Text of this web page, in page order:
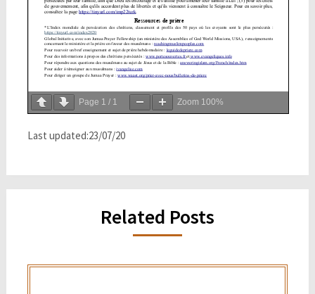
Page 1 / 1 Zoom 100%
Last updated:23/07/20
Related Posts